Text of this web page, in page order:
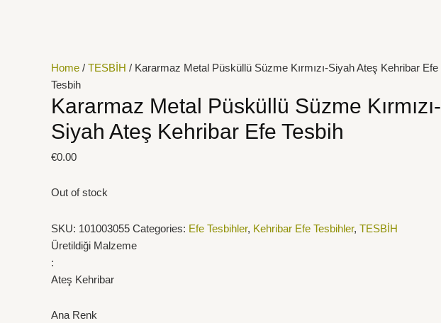
Home / TESBİH / Kararmaz Metal Püsküllü Süzme Kırmızı-Siyah Ateş Kehribar Efe
Tesbih
Kararmaz Metal Püsküllü Süzme Kırmızı-
Siyah Ateş Kehribar Efe Tesbih
€0.00
Out of stock
SKU: 101003055 Categories: Efe Tesbihler, Kehribar Efe Tesbihler, TESBİH
Üretildiği Malzeme
:
Ateş Kehribar
Ana Renk